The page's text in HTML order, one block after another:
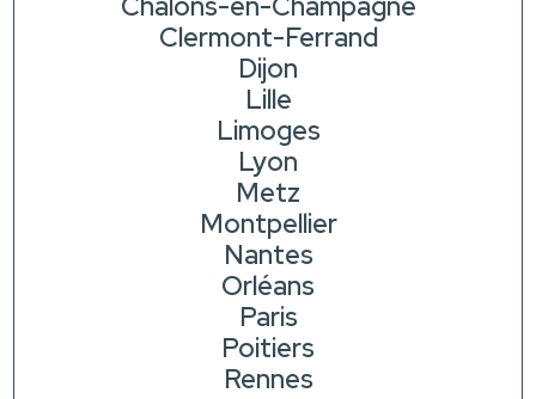
Clermont-Ferrand
Dijon
Lille
Limoges
Lyon
Metz
Montpellier
Nantes
Orléans
Paris
Poitiers
Rennes